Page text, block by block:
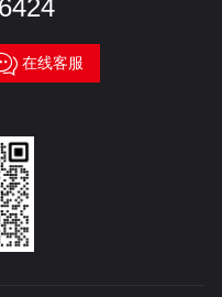
在线客服